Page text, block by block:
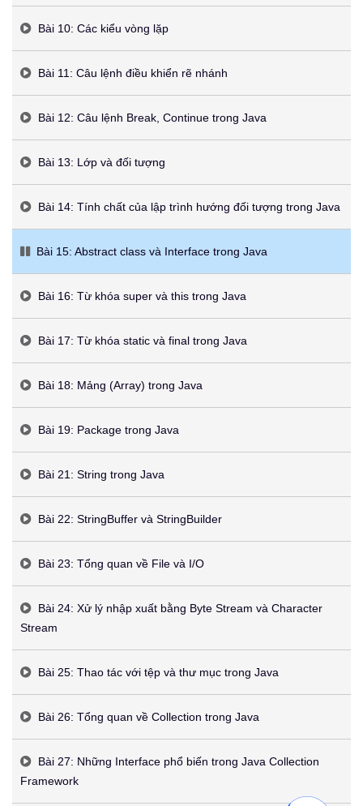
Bài 10: Các kiểu vòng lặp
Bài 11: Câu lệnh điều khiển rẽ nhánh
Bài 12: Câu lệnh Break, Continue trong Java
Bài 13: Lớp và đối tượng
Bài 14: Tính chất của lập trình hướng đối tượng trong Java
Bài 15: Abstract class và Interface trong Java
Bài 16: Từ khóa super và this trong Java
Bài 17: Từ khóa static và final trong Java
Bài 18: Mảng (Array) trong Java
Bài 19: Package trong Java
Bài 21: String trong Java
Bài 22: StringBuffer và StringBuilder
Bài 23: Tổng quan về File và I/O
Bài 24: Xử lý nhập xuất bằng Byte Stream và Character
Stream
Bài 25: Thao tác với tệp và thư mục trong Java
Bài 26: Tổng quan về Collection trong Java
Bài 27: Những Interface phổ biến trong Java Collection
Framework